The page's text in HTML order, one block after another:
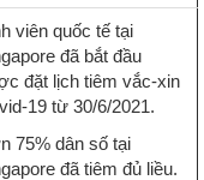
viên quốc tế tại
đã bắt đầu
đặt lịch tiêm vắc-xin
19 từ 30/6/2021.
75% dân số tại
đã tiêm đủ liều.